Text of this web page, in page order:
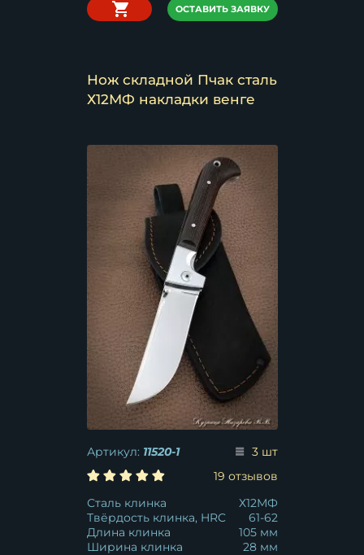
ОСТАВИТЬ ЗАЯВКУ
Нож складной Пчак сталь
Х12МФ накладки венге
Артикул: 11520-1
3 шт
19 отзывов
Сталь клинка
Х12МФ
Твёрдость клинка, HRC
61-62
Длина клинка
105 мм
Ширина клинка
28 мм